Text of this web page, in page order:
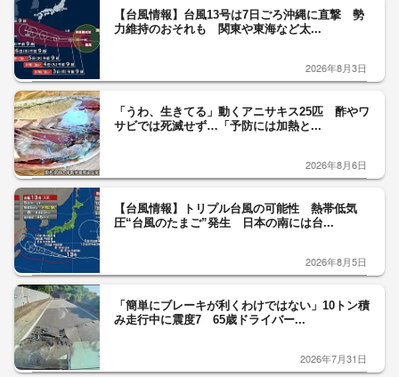
【台風情報】台風13号は7日ごろ沖縄に直撃 勢
力維持のおそれも 関東や東海など太...
2026年8月3日
「うわ、生きてる」動くアニサキス25匹 酢やワ
サビでは死滅せず…「予防には加熱と...
2026年8月6日
【台風情報】トリプル台風の可能性 熱帯低気
圧“台風のたまご”発生 日本の南には台...
2026年8月5日
「簡単にブレーキが利くわけではない」10トン積
み走行中に震度7 65歳ドライバー...
2026年7月31日